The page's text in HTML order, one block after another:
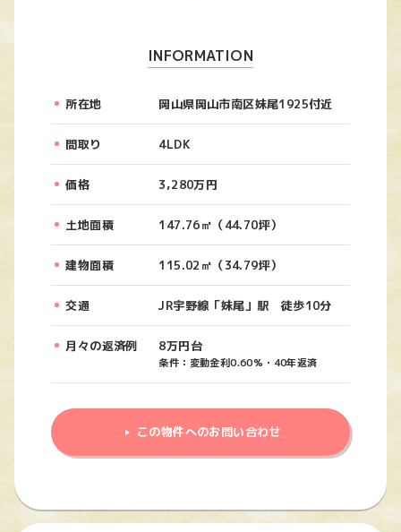
INFORMATION
所在地 岡山県岡山市南区妹尾1925付近
間取り 4LDK
価格 3,280万円
土地面積 147.76㎡（44.70坪）
建物面積 115.02㎡（34.79坪）
交通 JR宇野線「妹尾」駅 徒歩10分
月々の返済例 8万円台
条件：変動金利0.60%・40年返済
この物件へのお問い合わせ